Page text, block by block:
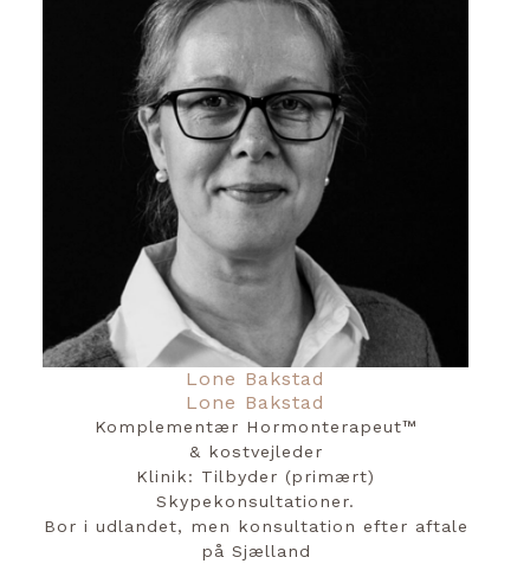
Lone Bakstad
Lone Bakstad
Komplementær Hormonterapeut™️
& kostvejleder
Klinik: Tilbyder (primært)
Skypekonsultationer.
Bor i udlandet, men konsultation efter aftale
på Sjælland